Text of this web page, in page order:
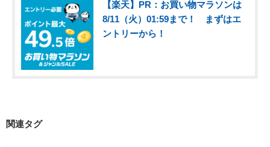
【楽天】PR：お買い物マラソンは
8/11（火）01:59まで！ まずはエ
ントリーから！
関連タグ